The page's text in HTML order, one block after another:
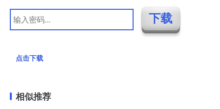
点击下载
相似推荐